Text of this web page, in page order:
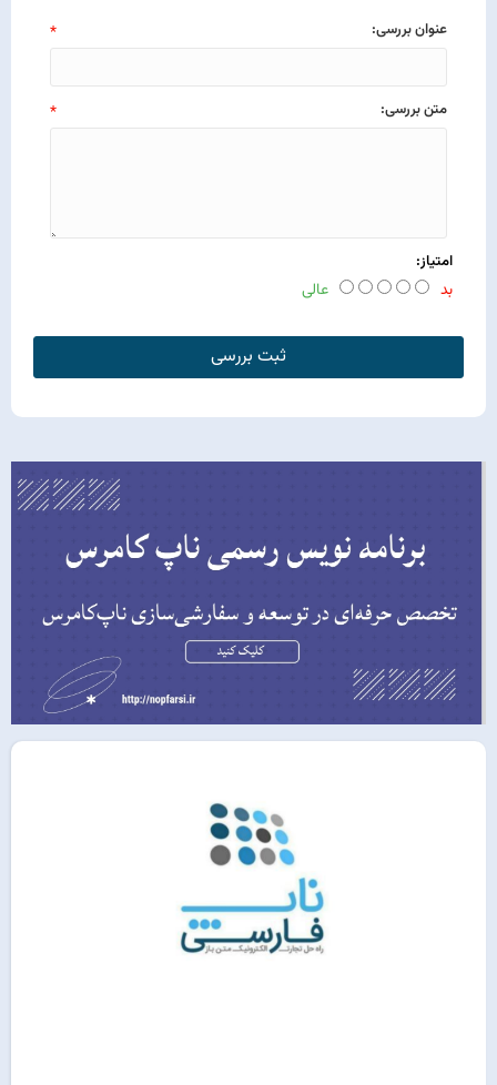
عنوان بررسی: *
متن بررسی: *
امتیاز:
بد عالی
ثبت بررسی